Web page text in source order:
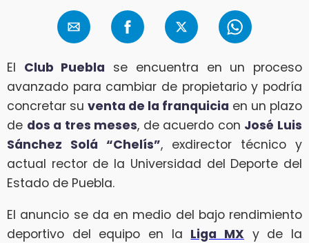
El Club Puebla se encuentra en un proceso
avanzado para cambiar de propietario y podría
concretar su venta de la franquicia en un plazo
de dos a tres meses, de acuerdo con José Luis
Sánchez Solá “Chelís”, exdirector técnico y
actual rector de la Universidad del Deporte del
Estado de Puebla.
El anuncio se da en medio del bajo rendimiento
deportivo del equipo en la Liga MX y de la